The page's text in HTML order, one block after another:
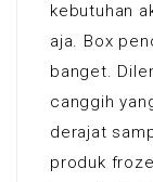
kebutuhan
aja. Box
banget.
canggih
derajat
produk